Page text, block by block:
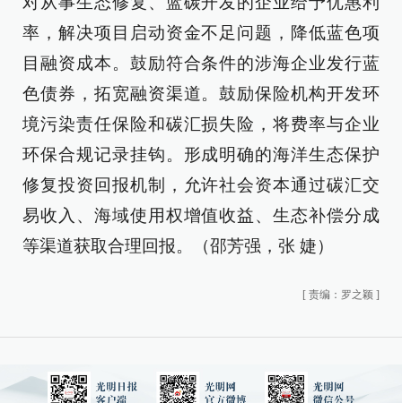
率，解决项目启动资金不足问题，降低蓝色项
目融资成本。鼓励符合条件的涉海企业发行蓝
色债券，拓宽融资渠道。鼓励保险机构开发环
境污染责任保险和碳汇损失险，将费率与企业
环保合规记录挂钩。形成明确的海洋生态保护
修复投资回报机制，允许社会资本通过碳汇交
易收入、海域使用权增值收益、生态补偿分成
等渠道获取合理回报。（邵芳强，张 婕）
[ 责编：罗之颖 ]